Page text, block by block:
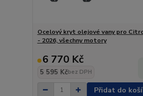
Ocelový kryt olejové vany pro
- 2026, všechny motory
6 770 Kč
5 595 Kčbez DPH
Přidat do